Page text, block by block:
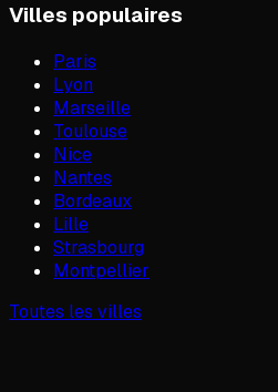
Villes populaires
Paris
Lyon
Marseille
Toulouse
Nice
Nantes
Bordeaux
Lille
Strasbourg
Montpellier
Toutes les villes